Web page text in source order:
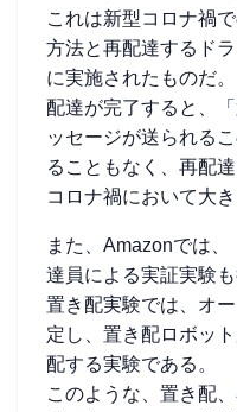
これは新型コロナ禍
方法と再配達するド
に実施されたものだ。
配達が完了すると、
ッセージが送られる
ることもなく、再配
コロナ禍において大
また、Amazonでは
達員による実証実験も
置き配実験では、オ
定し、置き配ロボッ
配する実験である。
このような、置き配